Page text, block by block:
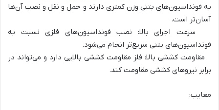
به فونداسیون‌های بتنی وزن کمتری دارند و حمل و نقل و نصب آن‌ها
آسان‌تر است.
سرعت اجرای بالا: نصب فونداسیون‌های فلزی نسبت به
فونداسیون‌های بتنی سریع‌تر انجام می‌شود.
مقاومت کششی بالا: فلز مقاومت کششی بالایی دارد و می‌تواند در
برابر نیروهای کششی مقاومت کند.
معایب: